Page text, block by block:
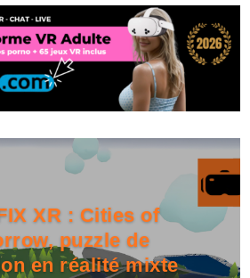
XR : Cities of
puzzle de
en réalité mixte